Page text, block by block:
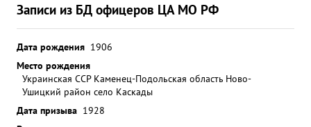
Записи из БД офицеров ЦА МО РФ
Дата рождения 1906
Место рождения
Украинская ССР Каменец-Подольская область Ново-
Ушицкий район село Каскады
Дата призыва 1928